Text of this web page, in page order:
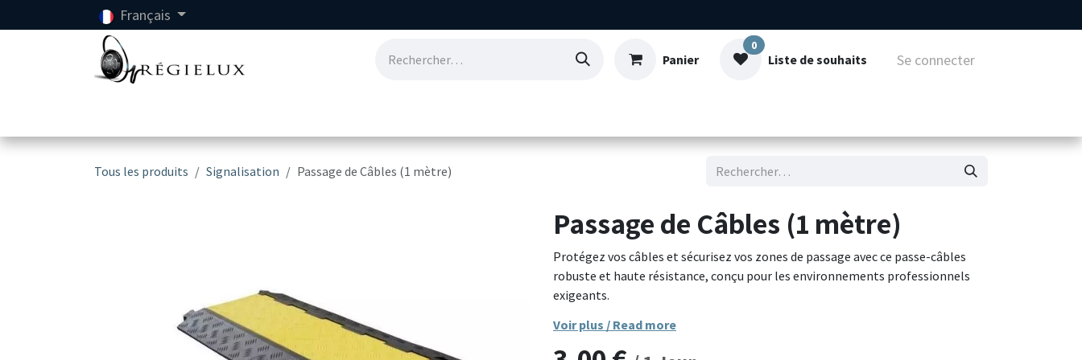
Se rendre au contenu Français
Panier
0
Liste de souhaits Se connecter
Tous les produits Signalisation Passage de Câbles (1 mètre)
Passage de Câbles (1 mètre)
Protégez vos câbles et sécurisez vos zones de passage avec ce passe-câbles
robuste et haute résistance, conçu pour les environnements professionnels
exigeants.
Fabriqué en caoutchouc renforcé avec couvercle en PVC rigide, ce passe-câbles
est capable de supporter le passage de véhicules légers et lourds. Sa surface
Voir plus / Read more